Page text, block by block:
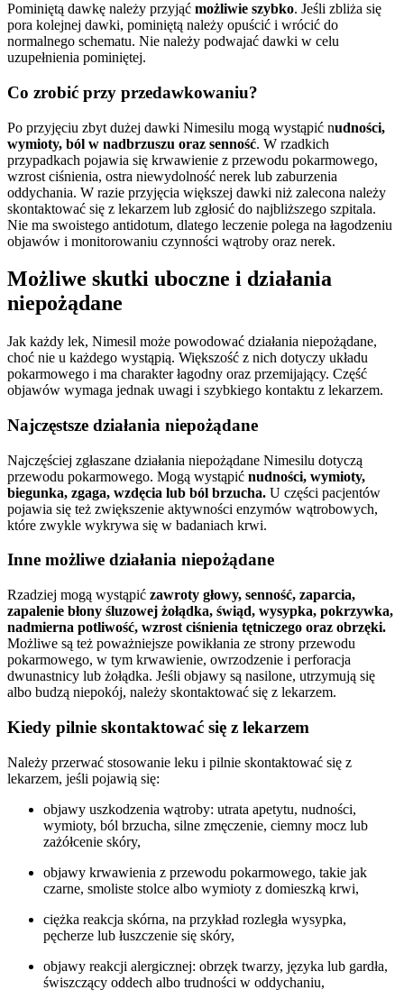
Pominiętą dawkę należy przyjąć możliwie szybko. Jeśli zbliża się
pora kolejnej dawki, pominiętą należy opuścić i wrócić do
normalnego schematu. Nie należy podwajać dawki w celu
uzupełnienia pominiętej.
Co zrobić przy przedawkowaniu?
Po przyjęciu zbyt dużej dawki Nimesilu mogą wystąpić nudności,
wymioty, ból w nadbrzuszu oraz senność. W rzadkich
przypadkach pojawia się krwawienie z przewodu pokarmowego,
wzrost ciśnienia, ostra niewydolność nerek lub zaburzenia
oddychania. W razie przyjęcia większej dawki niż zalecona należy
skontaktować się z lekarzem lub zgłosić do najbliższego szpitala.
Nie ma swoistego antidotum, dlatego leczenie polega na łagodzeniu
objawów i monitorowaniu czynności wątroby oraz nerek.
Możliwe skutki uboczne i działania
niepożądane
Jak każdy lek, Nimesil może powodować działania niepożądane,
choć nie u każdego wystąpią. Większość z nich dotyczy układu
pokarmowego i ma charakter łagodny oraz przemijający. Część
objawów wymaga jednak uwagi i szybkiego kontaktu z lekarzem.
Najczęstsze działania niepożądane
Najczęściej zgłaszane działania niepożądane Nimesilu dotyczą
przewodu pokarmowego. Mogą wystąpić nudności, wymioty,
biegunka, zgaga, wzdęcia lub ból brzucha. U części pacjentów
pojawia się też zwiększenie aktywności enzymów wątrobowych,
które zwykle wykrywa się w badaniach krwi.
Inne możliwe działania niepożądane
Rzadziej mogą wystąpić zawroty głowy, senność, zaparcia,
zapalenie błony śluzowej żołądka, świąd, wysypka, pokrzywka,
nadmierna potliwość, wzrost ciśnienia tętniczego oraz obrzęki.
Możliwe są też poważniejsze powikłania ze strony przewodu
pokarmowego, w tym krwawienie, owrzodzenie i perforacja
dwunastnicy lub żołądka. Jeśli objawy są nasilone, utrzymują się
albo budzą niepokój, należy skontaktować się z lekarzem.
Kiedy pilnie skontaktować się z lekarzem
Należy przerwać stosowanie leku i pilnie skontaktować się z
lekarzem, jeśli pojawią się:
objawy uszkodzenia wątroby: utrata apetytu, nudności,
wymioty, ból brzucha, silne zmęczenie, ciemny mocz lub
zażółcenie skóry,
objawy krwawienia z przewodu pokarmowego, takie jak
czarne, smoliste stolce albo wymioty z domieszką krwi,
ciężka reakcja skórna, na przykład rozległa wysypka,
pęcherze lub łuszczenie się skóry,
objawy reakcji alergicznej: obrzęk twarzy, języka lub gardła,
świszczący oddech albo trudności w oddychaniu,